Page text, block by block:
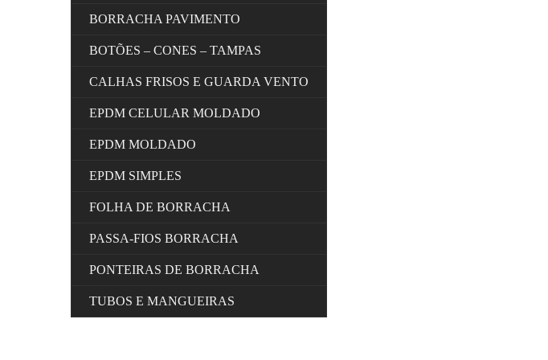
BORRACHA PAVIMENTO
BOTÕES – CONES – TAMPAS
CALHAS FRISOS E GUARDA VENTO
EPDM CELULAR MOLDADO
EPDM MOLDADO
EPDM SIMPLES
FOLHA DE BORRACHA
PASSA-FIOS BORRACHA
PONTEIRAS DE BORRACHA
TUBOS E MANGUEIRAS